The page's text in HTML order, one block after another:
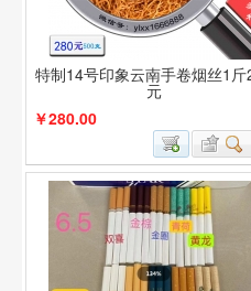
特制14号印象云南手卷烟丝1
元
￥280.00